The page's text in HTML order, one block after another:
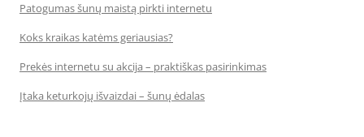
Patogumas šunų maistą pirkti internetu
Koks kraikas katėms geriausias?
Prekės internetu su akcija – praktiškas pasirinkimas
Įtaka keturkojų išvaizdai – šunų ėdalas